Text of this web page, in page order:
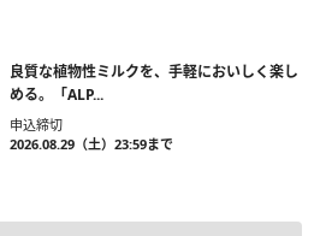
良質な植物性ミルクを、手軽においしく楽し
める。「ALP...
申込締切
2026.08.29（土）23:59まで